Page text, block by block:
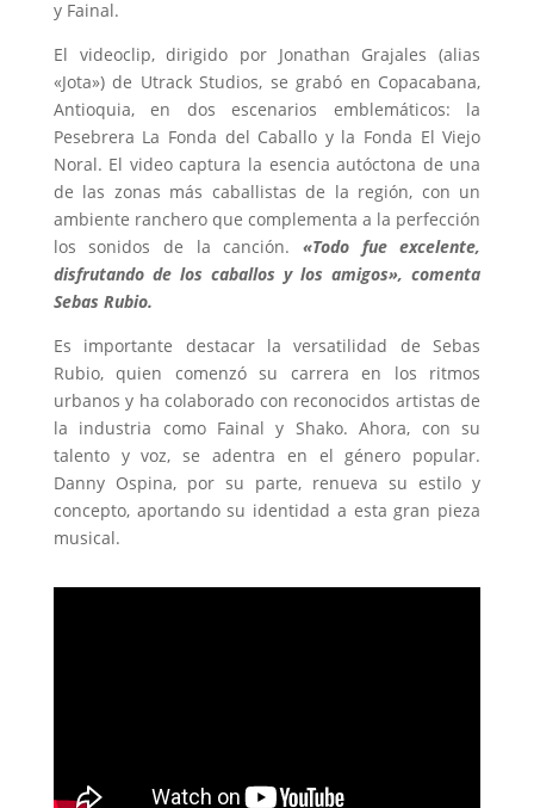
y Fainal.
El videoclip, dirigido por Jonathan Grajales (alias
«Jota») de Utrack Studios, se grabó en Copacabana,
Antioquia, en dos escenarios emblemáticos: la
Pesebrera La Fonda del Caballo y la Fonda El Viejo
Noral. El video captura la esencia autóctona de una
de las zonas más caballistas de la región, con un
ambiente ranchero que complementa a la perfección
los sonidos de la canción. «Todo fue excelente,
disfrutando de los caballos y los amigos», comenta
Sebas Rubio.
Es importante destacar la versatilidad de Sebas
Rubio, quien comenzó su carrera en los ritmos
urbanos y ha colaborado con reconocidos artistas de
la industria como Fainal y Shako. Ahora, con su
talento y voz, se adentra en el género popular.
Danny Ospina, por su parte, renueva su estilo y
concepto, aportando su identidad a esta gran pieza
musical.